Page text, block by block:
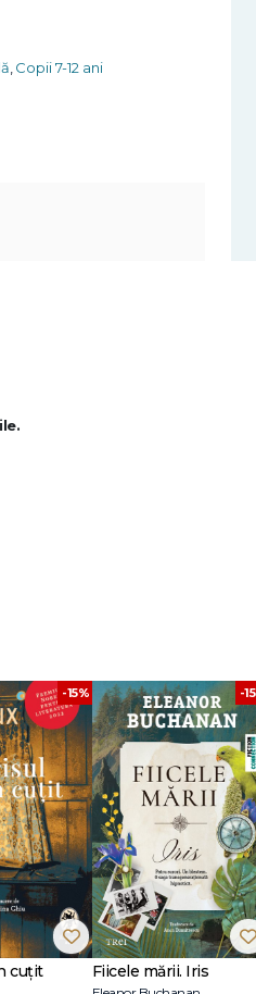
Copii 7-12 ani
au fostmarile personalități,
transformă fiecare întrebare într-
istorice, fenomene naturale și
pentru o învățare
exploratoare, transformând
-15%
cuțit
-
Fiicele mării. Iris